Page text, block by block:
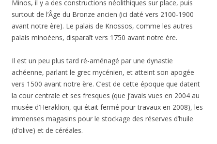
Minos, il y a des constructions néolithiques sur place, puis
surtout de l’Âge du Bronze ancien (ici daté vers 2100-1900
avant notre ère). Le palais de Knossos, comme les autres
palais minoéens, disparaît vers 1750 avant notre ère.
Il est un peu plus tard ré-aménagé par une dynastie
achéenne, parlant le grec mycénien, et atteint son apogée
vers 1500 avant notre ère. C’est de cette époque que datent
la cour centrale et ses fresques (que j’avais vues en 2004 au
musée d’Heraklion, qui était fermé pour travaux en 2008), les
immenses magasins pour le stockage des réserves d’huile
(d’olive) et de céréales.